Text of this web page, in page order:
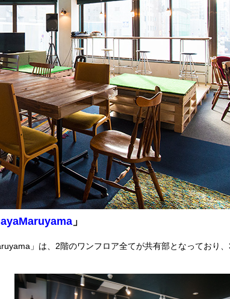
」
」は、2階のワンフロア全てが共有部となっており